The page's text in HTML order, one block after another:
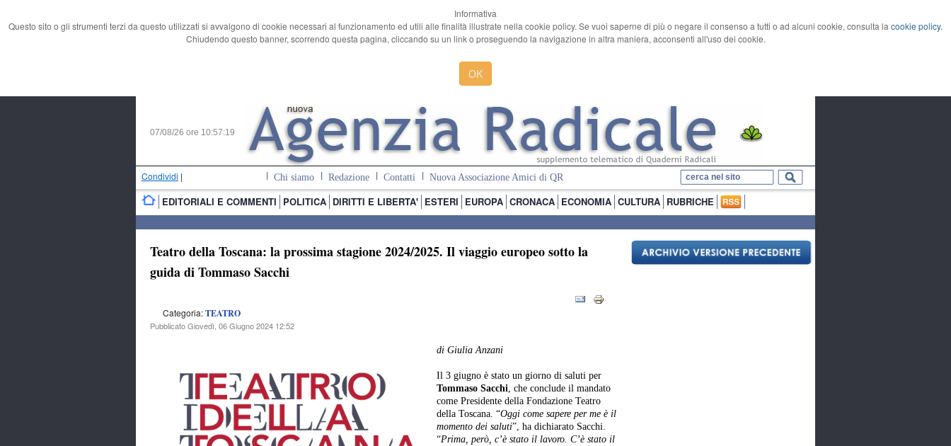
Informativa
Questo sito o gli strumenti terzi da questo utilizzati si avvalgono di cookie necessari al funzionamento ed utili alle finalità illustrate nella cookie policy. Se vuoi saperne di più o negare il consenso a tutti o ad alcuni cookie, consulta la cookie policy.
Chiudendo questo banner, scorrendo questa pagina, cliccando su un link o proseguendo la navigazione in altra maniera, acconsenti all'uso dei cookie.
OK
07/08/26 ore 10:57:20
Condividi | Chi siamo Redazione Contatti Nuova Associazione Amici di QR
EDITORIALI E COMMENTI POLITICA DIRITTI E LIBERTA' ESTERI EUROPA CRONACA ECONOMIA CULTURA RUBRICHE
Teatro della Toscana: la prossima stagione 2024/2025. Il viaggio europeo sotto la
guida di Tommaso Sacchi
Categoria:TEATRO
Pubblicato Giovedì, 06 Giugno 2024 12:52
di Giulia Anzani
Il 3 giugno è stato un giorno di saluti per
Tommaso Sacchi, che conclude il mandato
come Presidente della Fondazione Teatro
della Toscana. “Oggi come sapere per me è il
momento dei saluti”, ha dichiarato Sacchi.
“Prima, però, c’è stato il lavoro. C’è stato il